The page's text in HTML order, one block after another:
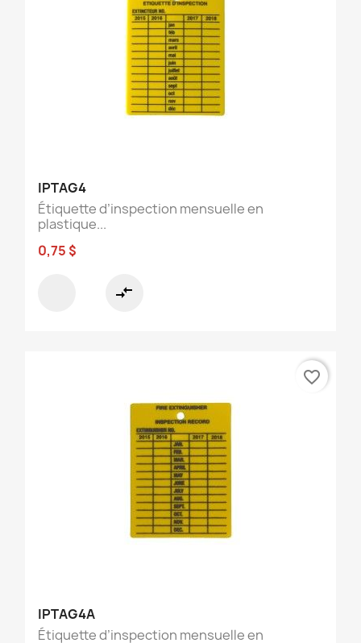
IPTAG4
Étiquette d’inspection mensuelle en
plastique...
0,75 $
compare_arrows
IPTAG4A
Étiquette d’inspection mensuelle en
favorite_border